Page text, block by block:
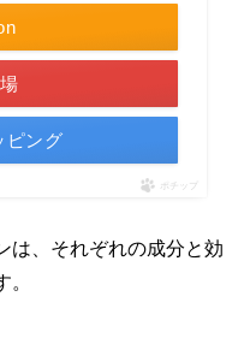
ピング
ポチップ
は、それぞれの成分と効